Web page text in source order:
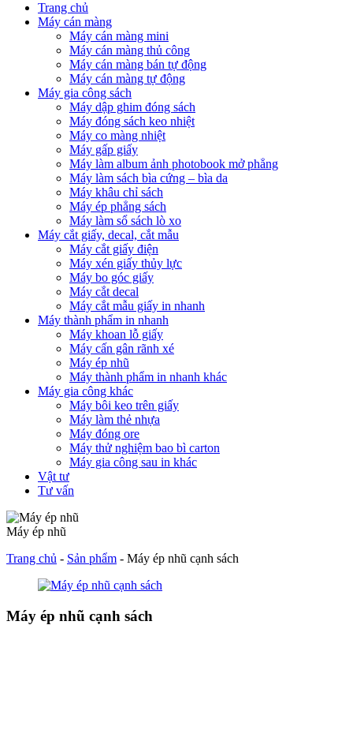
Trang chủ
Máy cán màng
Máy cán màng mini
Máy cán màng thủ công
Máy cán màng bán tự động
Máy cán màng tự động
Máy gia công sách
Máy dập ghim đóng sách
Máy đóng sách keo nhiệt
Máy co màng nhiệt
Máy gấp giấy
Máy làm album ảnh photobook mở phẳng
Máy làm sách bìa cứng – bìa da
Máy khâu chỉ sách
Máy ép phẳng sách
Máy làm sổ sách lò xo
Máy cắt giấy, decal, cắt mẫu
Máy cắt giấy điện
Máy xén giấy thủy lực
Máy bo góc giấy
Máy cắt decal
Máy cắt mẫu giấy in nhanh
Máy thành phẩm in nhanh
Máy khoan lỗ giấy
Máy cấn gân rãnh xé
Máy ép nhũ
Máy thành phẩm in nhanh khác
Máy gia công khác
Máy bôi keo trên giấy
Máy làm thẻ nhựa
Máy đóng ore
Máy thử nghiệm bao bì carton
Máy gia công sau in khác
Vật tư
Tư vấn
Máy ép nhũ
Trang chủ - Sản phẩm - Máy ép nhũ cạnh sách
Máy ép nhũ cạnh sách